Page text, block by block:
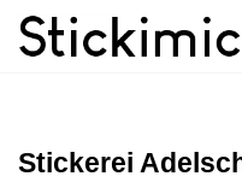
Stickerei